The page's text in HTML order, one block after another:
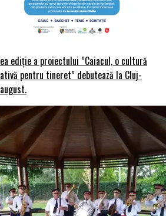
ediție a proiectului ”Caiacul, o cultură
pentru tineret” debutează la Cluj-